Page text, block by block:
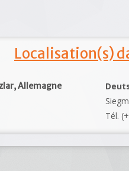
Localisation(s)
Allemagne
Tél.